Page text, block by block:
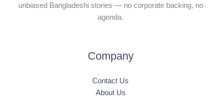
unbiased Bangladeshi stories — no corporate backing, no
agenda.
Company
Contact Us
About Us